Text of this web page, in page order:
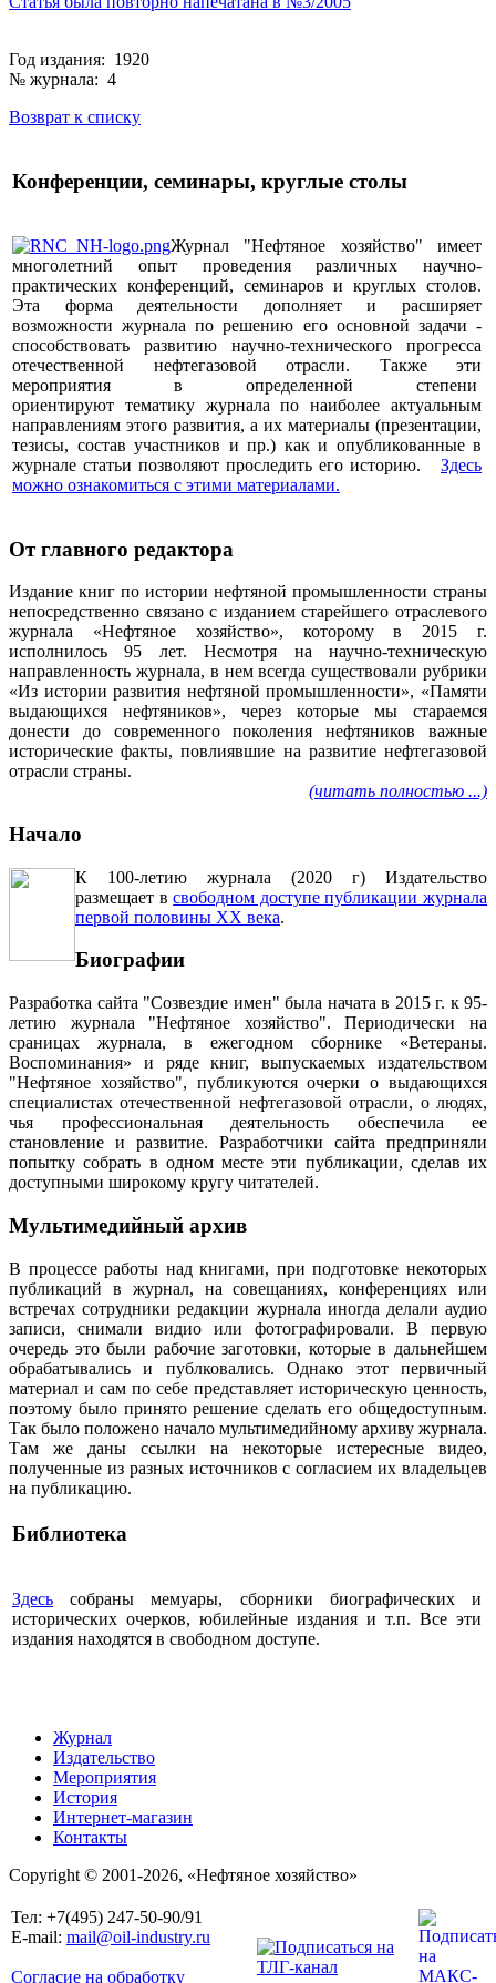
Год издания: 1920
№ журнала: 4
Возврат к списку
Конференции, семинары, круглые столы
Журнал "Нефтяное хозяйство" имеет
многолетний опыт проведения различных научно-
практических конференций, семинаров и круглых столов.
Эта форма деятельности дополняет и расширяет
возможности журнала по решению его основной задачи -
способствовать развитию научно-технического прогресса
отечественной нефтегазовой отрасли. Также эти
мероприятия в определенной степени
ориентируют тематику журнала по наиболее актуальным
направлениям этого развития, а их материалы (презентации,
тезисы, состав участников и пр.) как и опубликованные в
журнале статьи позволяют проследить его историю. Здесь
можно ознакомиться с этими материалами.
От главного редактора
Издание книг по истории нефтяной промышленности страны
непосредственно связано с изданием старейшего отраслевого
журнала «Нефтяное хозяйство», которому в 2015 г.
исполнилось 95 лет. Несмотря на научно-техническую
направленность журнала, в нем всегда существовали рубрики
«Из истории развития нефтяной промышленности», «Памяти
выдающихся нефтяников», через которые мы стараемся
донести до современного поколения нефтяников важные
исторические факты, повлиявшие на развитие нефтегазовой
отрасли страны.
(читать полностью ...)
Начало
К 100-летию журнала (2020 г) Издательство
размещает всвободном доступе публикации журнала
первой половины ХХ века.
Биографии
Разработка сайта "Созвездие имен" была начата в 2015 г. к 95-
летию журнала "Нефтяное хозяйство". Периодически на
сраницах журнала, в ежегодном сборнике «Ветераны.
Воспоминания» и ряде книг, выпускаемых издательством
"Нефтяное хозяйство", публикуются очерки о выдающихся
специалистах отечественной нефтегазовой отрасли, о людях,
чья профессиональная деятельность обеспечила ее
становление и развитие. Разработчики сайта предприняли
попытку собрать в одном месте эти публикации, сделав их
доступными широкому кругу читателей.
Мультимедийный архив
В процессе работы над книгами, при подготовке некоторых
публикаций в журнал, на совещаниях, конференциях или
встречах сотрудники редакции журнала иногда делали аудио
записи, снимали видио или фотографировали. В первую
очередь это были рабочие заготовки, которые в дальнейшем
обрабатывались и публковались. Однако этот первичный
материал и сам по себе представляет историческую ценность,
поэтому было принято решение сделать его общедоступным.
Так было положено начало мультимедийному архиву журнала.
Там же даны ссылки на некоторые истересные видео,
полученные из разных источников с согласием их владельцев
на публикацию.
Библиотека
Здесь собраны мемуары, сборники биографических и
исторических очерков, юбилейные издания и т.п. Все эти
издания находятся в свободном доступе.
Журнал
Издательство
Мероприятия
История
Интернет-магазин
Контакты
Copyright © 2001-2026, «Нефтяное хозяйство»
Тел: +7(495) 247-50-90/91
E-mail: mail@oil-industry.ru
Согласие на обработку